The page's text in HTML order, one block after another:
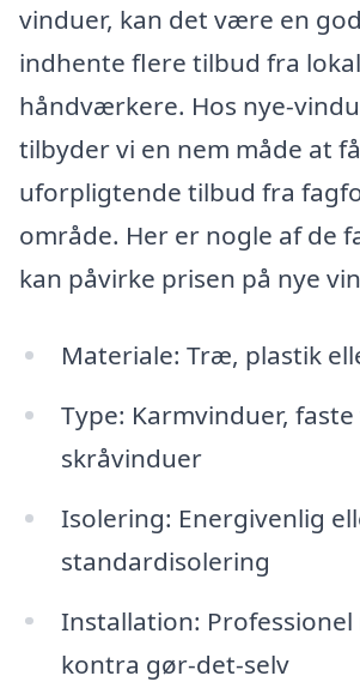
vinduer, kan det være en
indhente flere tilbud fra
håndværkere. Hos nye-
tilbyder vi en nem måde at
uforpligtende tilbud fra
område. Her er nogle af de
kan påvirke prisen på nye
Materiale: Træ, plastik
Type: Karmvinduer,
skråvinduer
Isolering: Energivenlig
standardisolering
Installation:
kontra gør-det-selv